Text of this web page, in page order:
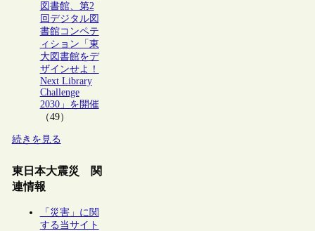
図書館、第2
回デジタル図
書館コンペテ
ィション「東
大図書館をデ
ザインせよ！
Next Library
Challenge
2030」を開催
（49）
続きを見る
東日本大震災 関
連情報
「災害」に関
する当サイト